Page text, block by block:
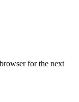
for the next